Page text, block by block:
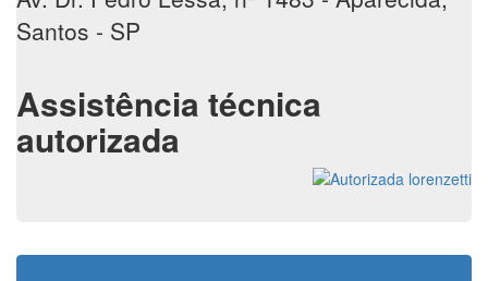
Santos - SP
Assistência técnica
autorizada